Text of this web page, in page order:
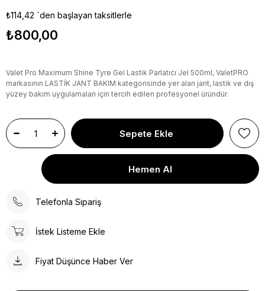
₺114,42 `den başlayan taksitlerle
₺800,00
Valet Pro Maximum Shine Tyre Gel Lastik Parlatıcı Jel 500ml, ValetPRO
markasının LASTİK JANT BAKIM kategorisinde yer alan jant, lastik ve dış
yüzey bakım uygulamaları için tercih edilen profesyonel üründür.
Telefonla Sipariş
İstek Listeme Ekle
Fiyat Düşünce Haber Ver